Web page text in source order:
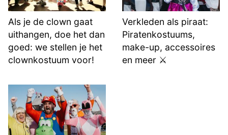
Als je de clown gaat
uithangen, doe het dan
goed: we stellen je het
clownkostuum voor!
Verkleden als piraat:
Piratenkostuums,
make-up, accessoires
en meer ⚔